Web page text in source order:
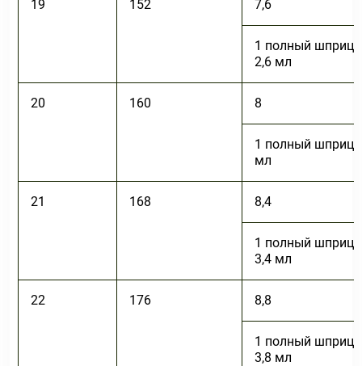
19 152 7,6
1 полный шприц
2,6 мл
20 160 8
1 полный шприц
мл
21 168 8,4
1 полный шприц
3,4 мл
22 176 8,8
1 полный шприц
3,8 мл